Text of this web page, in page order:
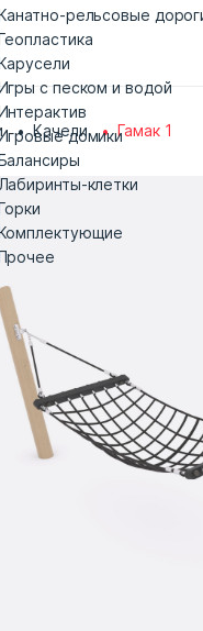
рельсовые
с песком и водой
домики
Лабиринты-клетки
Качели Гамак 1